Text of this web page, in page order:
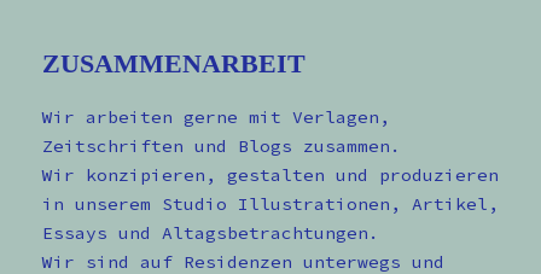
ZUSAMMENARBEIT
Wir arbeiten gerne mit Verlagen,
Zeitschriften und Blogs zusammen.
Wir konzipieren, gestalten und produzieren
in unserem Studio Illustrationen, Artikel,
Essays und Altagsbetrachtungen.
Wir sind auf Residenzen unterwegs und